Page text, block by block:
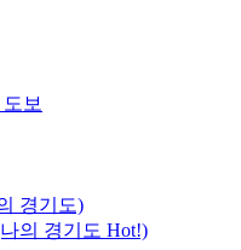
보
경기도)
의 경기도 Hot!)